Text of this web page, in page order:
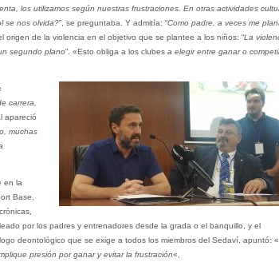
los utilizamos según nuestras frustraciones. En otras actividades
se nos olvida?”, se preguntaba. Y admitía: “Como padre, a veces me
origen de la violencia en el objetivo que se plantee a los niños: “La
segundo plano”. «Esto obliga a los clubesa elegir entre ganar o
carrera,
apareció
muchas
en la
Base,
por los padres y entrenadores desde la grada o el banquillo, y el
deontológico que se exige a todos los miembros del Sedaví, apuntó: «
presión por ganar y evitar la frustración«,